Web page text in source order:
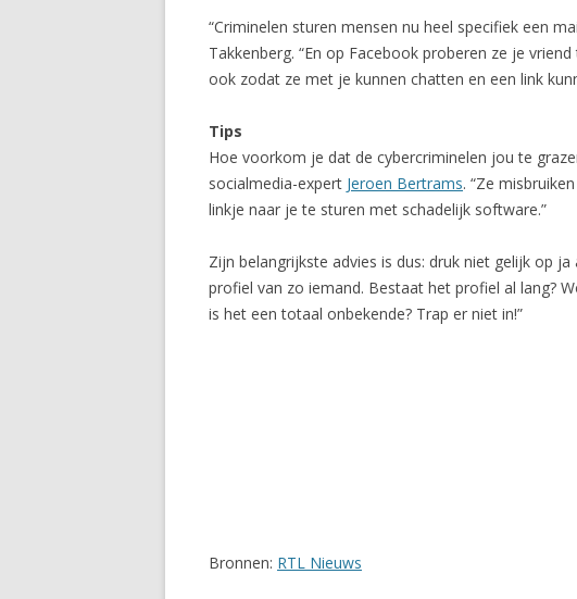
“Criminelen sturen mensen nu heel specifiek een
Takkenberg. “En op Facebook proberen ze je
ook zodat ze met je kunnen chatten en een link
Tips
Hoe voorkom je dat de cybercriminelen jou te
socialmedia-expert Jeroen Bertrams. “Ze
linkje naar je te sturen met schadelijk software.”
Zijn belangrijkste advies is dus: druk niet gelijk op
profiel van zo iemand. Bestaat het profiel al lang?
is het een totaal onbekende? Trap er niet in!”
Bronnen: RTL Nieuws